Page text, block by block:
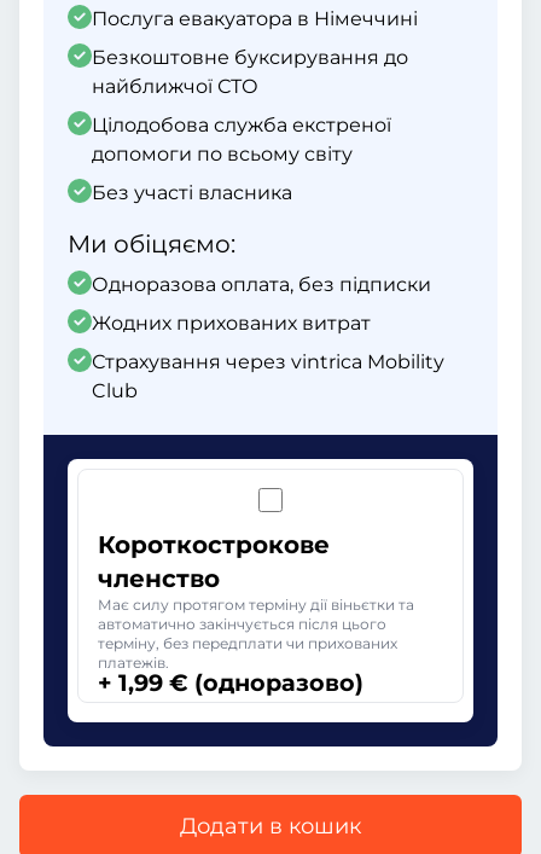
Послуга евакуатора в Німеччині
Безкоштовне буксирування до
найближчої СТО
Цілодобова служба екстреної
допомоги по всьому світу
Без участі власника
Ми обіцяємо:
Одноразова оплата, без підписки
Жодних прихованих витрат
Страхування через vintrica Mobility
Club
Короткострокове
членство
Має силу протягом терміну дії віньєтки та
автоматично закінчується після цього
терміну, без передплати чи прихованих
платежів.
+ 1,99 € (одноразово)
Додати в кошик